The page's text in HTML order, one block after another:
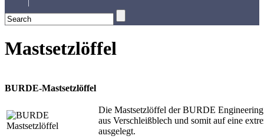
Mastsetzlöffel
BURDE-Mastsetzlöffel
Die Mastsetzlöffel der BURDE
aus Verschleißblech und somit auf eine
ausgelegt.